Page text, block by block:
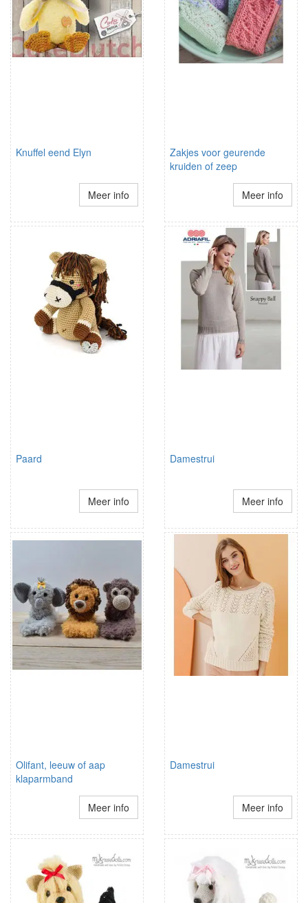
Knuffel eend Elyn
Meer info
Zakjes voor geurende
kruiden of zeep
Meer info
Paard
Meer info
Damestrui
Meer info
Olifant, leeuw of aap
klaparmband
Meer info
Damestrui
Meer info